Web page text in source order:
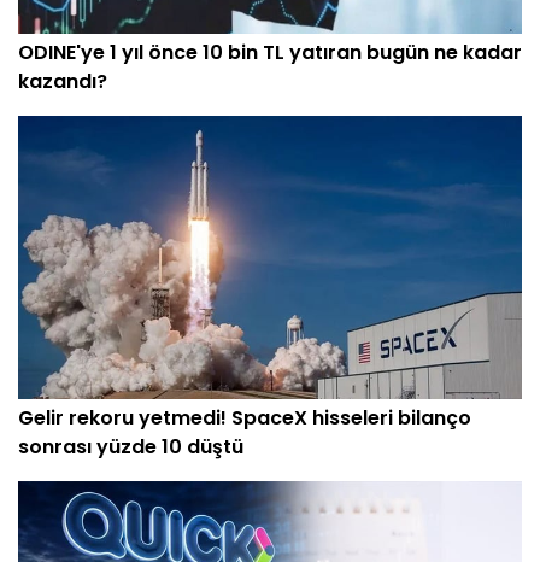
ODINE'ye 1 yıl önce 10 bin TL yatıran bugün ne kadar
kazandı?
Gelir rekoru yetmedi! SpaceX hisseleri bilanço
sonrası yüzde 10 düştü